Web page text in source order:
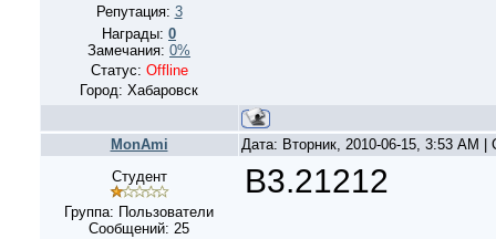
Репутация: 3
Награды: 0
Замечания: 0%
Статус: Offline
Город: Хабаровск
MonAmi
Дата: Вторник, 2010-06-15, 3:53 AM
Студент
Группа: Пользователи
Сообщений: 25
В3.21212